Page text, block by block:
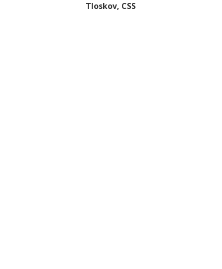
Tloskov, CSS